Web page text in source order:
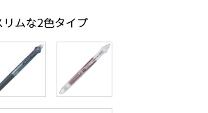
ムな2色タイプ